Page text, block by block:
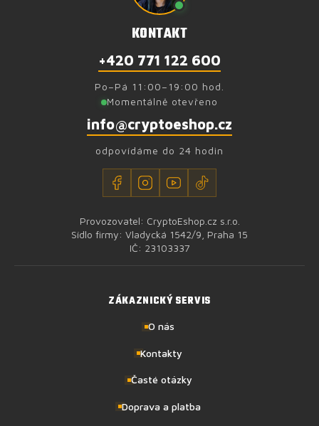
KONTAKT
+420 771 122 600
Po–Pá 11:00–19:00 hod.
Momentálně otevřeno
info@cryptoeshop.cz
odpovídáme do 24 hodin
Provozovatel: CryptoEshop.cz s.r.o.
Sídlo firmy: Vladycká 1542/9, Praha 15
IČ: 23103337
ZÁKAZNICKÝ SERVIS
O nás
Kontakty
Časté otázky
Doprava a platba